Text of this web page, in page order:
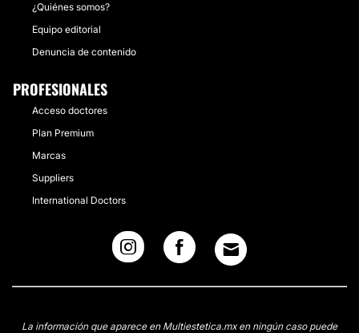
¿Quiénes somos?
Equipo editorial
Denuncia de contenido
PROFESIONALES
Acceso doctores
Plan Premium
Marcas
Suppliers
International Doctors
La información que aparece en Multiestetica.mx en ningún caso puede